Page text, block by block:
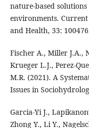
nature-based
environments.
and Health, 33:
Fischer A., Miller J.A.,
Krueger L.J., Perez-
M.R. (2021). A
Issues in
Garcia-Yi J.,
Zhong Y., Li Y.,